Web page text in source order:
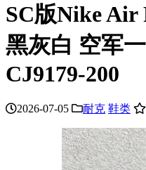
SC版Nike Air
黑灰白 空军
CJ9179-200
2026-07-05 耐克 鞋类